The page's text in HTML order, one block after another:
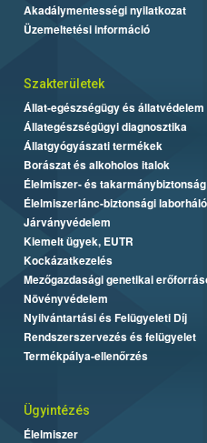
Akadálymentességi nyilatkozat
Üzemeltetési információ
Szakterületek
Állat-egészségügy és állatvédelem
Állategészségügyi diagnosztika
Állatgyógyászati termékek
Borászat és alkoholos italok
Élelmiszer- és takarmánybiztonság
Élelmiszerlánc-biztonsági
Járványvédelem
Kiemelt ügyek, EUTR
Kockázatkezelés
Mezőgazdasági genetikai
Növényvédelem
Nyilvántartási és Felügyeleti Díj
Rendszerszervezés és felügyelet
Termékpálya-ellenőrzés
Ügyintézés
Élelmiszer